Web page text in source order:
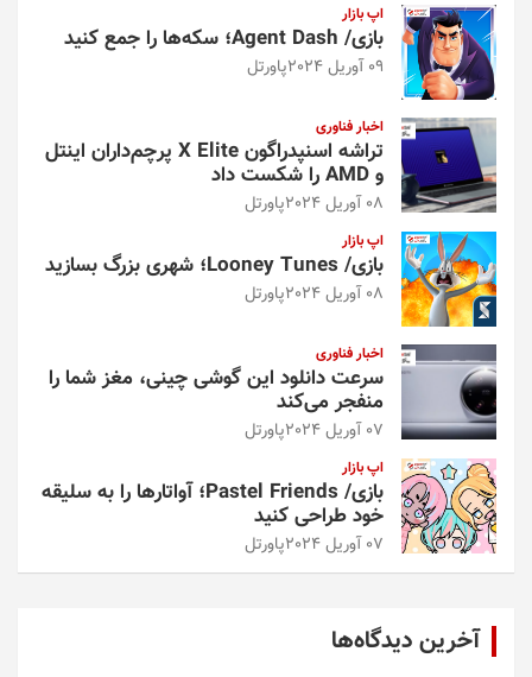
اپ بازار
بازی/ Agent Dash؛ سکه‌ها را جمع کنید
09 آوریل 2024 پاورتل
اخبار فناوری
تراشه اسنپدراگون X Elite پرچم‌داران اینتل
و AMD را شکست داد
08 آوریل 2024 پاورتل
اپ بازار
بازی/ Looney Tunes؛ شهری بزرگ بسازید
08 آوریل 2024 پاورتل
اخبار فناوری
سرعت دانلود این گوشی چینی، مغز شما را
منفجر می‌کند
07 آوریل 2024 پاورتل
اپ بازار
بازی/ Pastel Friends؛ آواتارها را به سلیقه
خود طراحی کنید
07 آوریل 2024 پاورتل
آخرین دیدگاه‌ها